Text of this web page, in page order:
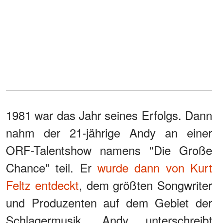
1981 war das Jahr seines Erfolgs. Dann
nahm der 21-jährige Andy an einer
ORF-Talentshow namens "Die Große
Chance" teil. Er wurde dann von Kurt
Feltz entdeckt, dem größten Songwriter
und Produzenten auf dem Gebiet der